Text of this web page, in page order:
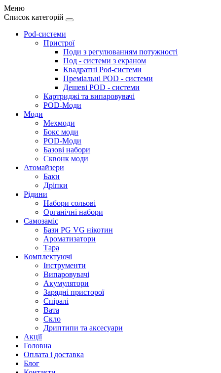
Меню
Список категорій
Pod-системи
Пристрої
Поди з регулюванням потужності
Под - системи з екраном
Квадратні Pod-системи
Преміальні POD - системи
Дешеві POD - системи
Картриджі та випаровувачі
POD-Моди
Моди
Мехмоди
Бокс моди
POD-Моди
Базові набори
Сквонк моди
Атомайзери
Баки
Дріпки
Рідини
Набори сольові
Органічні набори
Самозаміс
Бази PG VG нікотин
Ароматизатори
Тара
Комплектуючі
Інструменти
Випаровувачі
Акумулятори
Зарядні присторої
Спіралі
Вата
Скло
Дриптипи та аксесуари
Акції
Головна
Оплата і доставка
Блог